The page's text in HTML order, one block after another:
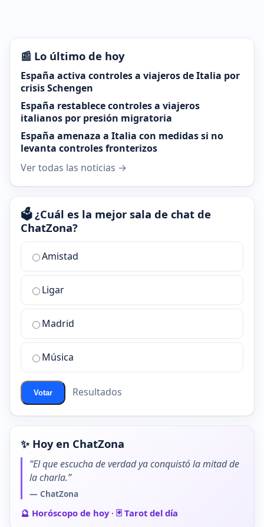
📰 Lo último de hoy
España activa controles a viajeros de Italia por
crisis Schengen
España restablece controles a viajeros
italianos por presión migratoria
España amenaza a Italia con medidas si no
levanta controles fronterizos
Ver todas las noticias →
🗳️ ¿Cuál es la mejor sala de chat de
ChatZona?
¿Cuál
la
mejor
sala
chat
ChatZona?
Amistad
Ligar
Madrid
Música
Votar Resultados
✨ Hoy en ChatZona
“El que escucha de verdad ya conquistó la mitad de
la charla.”
— ChatZona
🔮 Horóscopo de hoy· 🃏 Tarot del día